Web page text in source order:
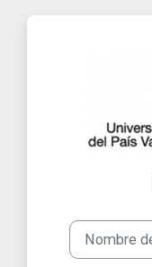
Nombre de